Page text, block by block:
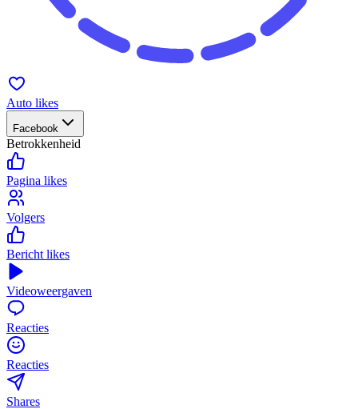
Auto likes
Facebook
Betrokkenheid
Pagina likes
Volgers
Bericht likes
Videoweergaven
Reacties
Reacties
Shares